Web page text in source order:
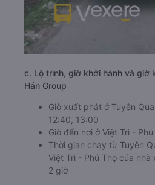
c. Lộ trình, giờ khởi hành và giờ
Hán Group
Giờ xuất phát ở Tuyên
12:40, 13:00
Giờ đến nơi ở Việt Trì -
Thời gian chạy từ Tuyên
Việt Trì - Phú Thọ của nhà
2 giờ